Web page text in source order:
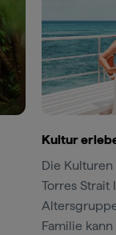
Kultur
Die
Torres Strait
Familie